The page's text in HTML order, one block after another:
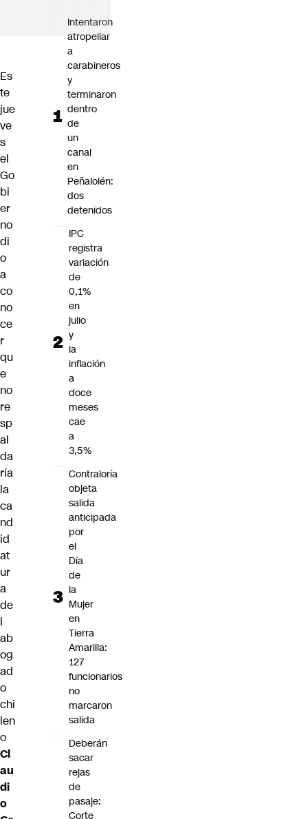
Es
te
jue
ve
s
el
Go
bi
er
no
di
o
a
co
no
ce
r
qu
e
no
re
sp
al
da
ría
la
ca
nd
id
at
ur
a
de
l
ab
og
ad
o
chi
len
o
Cl
au
di
o
Intentaron
atropellar
a
carabineros
y
terminaron
dentro
de
un
canal
en
Peñalolén:
dos
detenidos
IPC
registra
variación
de
0,1%
en
julio
y
la
inflación
a
doce
meses
cae
a
3,5%
Contraloría
objeta
salida
anticipada
por
el
Día
de
la
Mujer
en
Tierra
Amarilla:
127
funcionarios
no
marcaron
salida
Deberán
sacar
rejas
de
pasaje:
Corte